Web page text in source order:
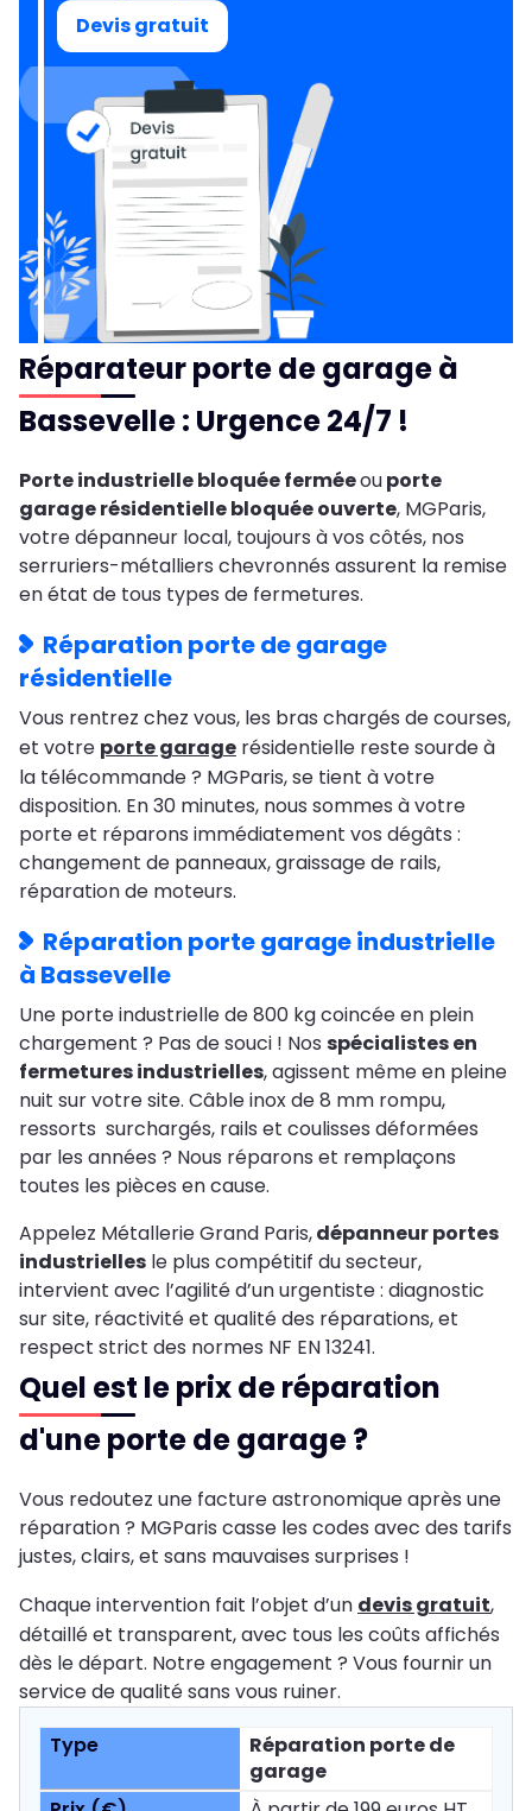
Devis gratuit
Réparateur porte de garage à
Bassevelle : Urgence 24/7 !
Porte industrielle bloquée ferméeouporte
garage résidentielle bloquée ouverte, MGParis,
votre dépanneur local, toujours à vos côtés, nos
serruriers-métalliers chevronnés assurent la remise
en état de tous types de fermetures.
Réparation porte de garage
résidentielle
Vous rentrez chez vous, les bras chargés de courses,
et votre porte garage résidentielle reste sourde à
la télécommande ? MGParis, se tient à votre
disposition. En 30 minutes, nous sommes à votre
porte et réparons immédiatement vos dégâts :
changement de panneaux, graissage de rails,
réparation de moteurs.
Réparation porte garage industrielle
à Bassevelle
Une porte industrielle de 800 kg coincée en plein
chargement ? Pas de souci ! Nos spécialistes en
fermetures industrielles, agissent même en pleine
nuit sur votre site. Câble inox de 8 mm rompu,
ressorts surchargés, rails et coulisses déformées
par les années ? Nous réparons et remplaçons
toutes les pièces en cause.
Appelez Métallerie Grand Paris,dépanneur portes
industrielles le plus compétitif du secteur,
intervient avec l’agilité d’un urgentiste : diagnostic
sur site, réactivité et qualité des réparations, et
respect strict des normes NF EN 13241.
Quel est le prix de réparation
d'une porte de garage ?
Vous redoutez une facture astronomique après une
réparation ? MGParis casse les codes avec des tarifs
justes, clairs, et sans mauvaises surprises !
Chaque intervention fait l’objet d’un devis gratuit,
détaillé et transparent, avec tous les coûts affichés
dès le départ. Notre engagement ? Vous fournir un
service de qualité sans vous ruiner.
Réparation porte de
garage